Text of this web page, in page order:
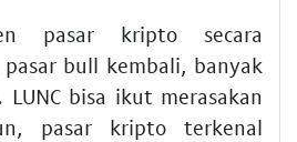
pasar kripto secara
pasar bull kembali, banyak
bisa ikut merasakan
pasar kripto terkenal